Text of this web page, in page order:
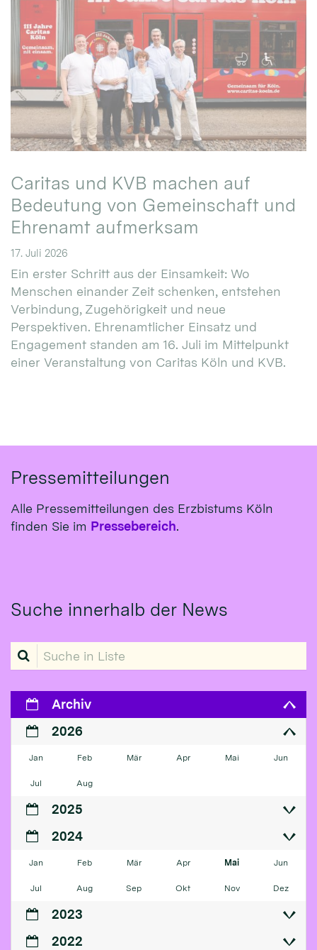
Caritas und KVB machen auf
Bedeutung von Gemeinschaft und
Ehrenamt aufmerksam
17. Juli 2026
Ein erster Schritt aus der Einsamkeit: Wo
Menschen einander Zeit schenken, entstehen
Verbindung, Zugehörigkeit und neue
Perspektiven. Ehrenamtlicher Einsatz und
Engagement standen am 16. Juli im Mittelpunkt
einer Veranstaltung von Caritas Köln und KVB.
Pressemitteilungen
Alle Pressemitteilungen des Erzbistums Köln
finden Sie im Pressebereich.
Suche innerhalb der News
Suche in Liste
Archiv
2026
Jan Feb Mär Apr Mai Jun
Jul Aug
2025
2024
Jan Feb Mär Apr Mai Jun
Jul Aug Sep Okt Nov Dez
2023
2022